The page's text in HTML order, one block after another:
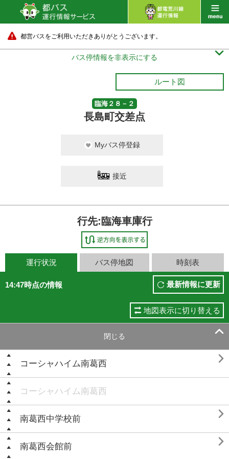
都営バスをご利用いただきありがとうございます。
バス停情報を非表示にする 
ルート図
臨海２８－２
長島町交差点
Myバス停登録
接近
行先:臨海車庫行
運行状況 バス停地図 時刻表
14:47時点の情報 最新情報に更新
地図表示に切り替える
閉じる 
コーシャハイム南葛西 
コーシャハイム南葛西
南葛西中学校前 
南葛西会館前 